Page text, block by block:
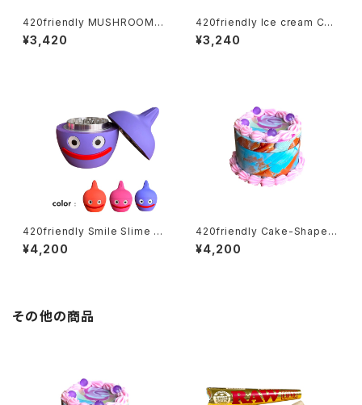
420friendly MUSHROOM G
rinder (3層構造）グラインダー
¥3,420
420friendly Ice cream Con
e Herb Grinder (4層構造）グ
ラインダー
¥3,240
420friendly Smile Slime H
erb Grinder (4層構造）グライ
ンダー
¥4,200
420friendly Cake-Shaped
Metal Grinder (4層構造）グラ
インダー
¥4,200
その他の商品